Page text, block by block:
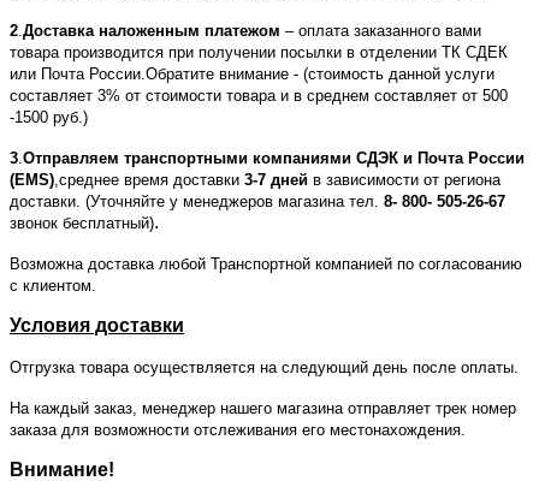
2 Доставка наложенным платежом – оплата заказанного вами
товара производится при получении посылки в отделении ТК СДЕК
или Почта России.Обратите внимание - (стоимость данной услуги
составляет 3% от стоимости товара и в среднем составляет от 500
-1500 руб.)
3 Отправляем транспортными компаниями СДЭК и Почта России
(EMS) ,среднее время доставки 3-7 дней в зависимости от региона
доставки. (Уточняйте у менеджеров магазина тел. 8- 800- 505-26-67
звонок бесплатный).
Возможна доставка любой Транспортной компанией по согласованию
с клиентом.
Условия доставки
Отгрузка товара осуществляется на следующий день после оплаты.
На каждый заказ, менеджер нашего магазина отправляет трек номер
заказа для возможности отслеживания его местонахождения.
Внимание!